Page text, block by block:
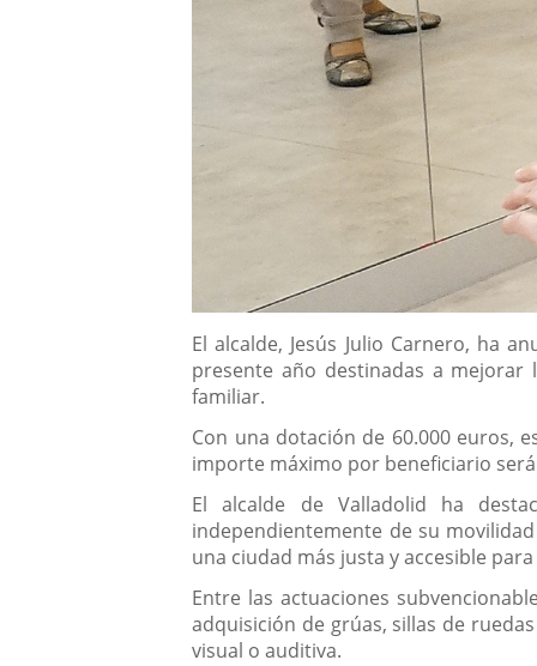
Descripción
El alcalde, Jesús Julio Carnero, ha
presente año destinadas a
familiar.
Con una dotación de 60.000 euros,
importe máximo por beneficiario
El alcalde de Valladolid ha
independientemente de su
una ciudad más justa y accesible
Entre las actuaciones
adquisición de grúas, sillas de
visual o auditiva.